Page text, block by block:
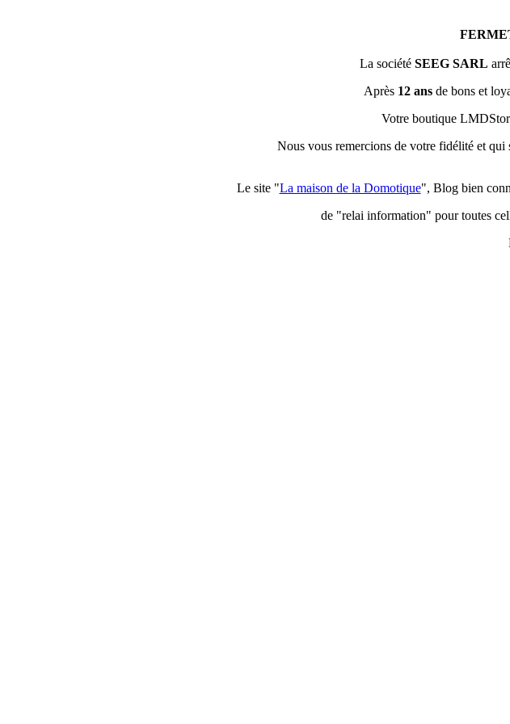
La société SEEG SARL
Après 12 ansde bons et
Votre boutique
Nous vous remercions de votre fidélité et qui
Le site "La maison de la Domotique", Blog bien
de "relai information" pour toutes